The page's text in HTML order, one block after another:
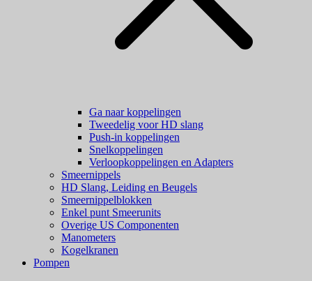
Ga naar koppelingen
Tweedelig voor HD slang
Push-in koppelingen
Snelkoppelingen
Verloopkoppelingen en Adapters
Smeernippels
HD Slang, Leiding en Beugels
Smeernippelblokken
Enkel punt Smeerunits
Overige US Componenten
Manometers
Kogelkranen
Pompen